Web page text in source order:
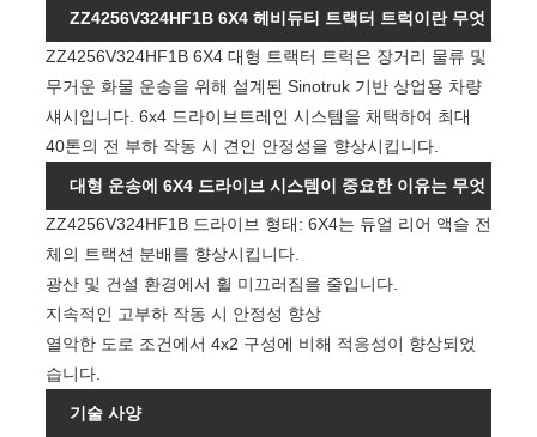
ZZ4256V324HF1B 6X4 헤비듀티 트랙터 트럭이란 무엇
입니까?
ZZ4256V324HF1B 6X4 대형 트랙터 트럭은 장거리 물류 및
무거운 화물 운송을 위해 설계된 Sinotruk 기반 상업용 차량
섀시입니다. 6x4 드라이브트레인 시스템을 채택하여 최대
40톤의 전 부하 작동 시 견인 안정성을 향상시킵니다.
대형 운송에 6X4 드라이브 시스템이 중요한 이유는 무엇
입니까?
ZZ4256V324HF1B 드라이브 형태: 6X4는 듀얼 리어 액슬 전
체의 트랙션 분배를 향상시킵니다.
광산 및 건설 환경에서 휠 미끄러짐을 줄입니다.
지속적인 고부하 작동 시 안정성 향상
열악한 도로 조건에서 4x2 구성에 비해 적응성이 향상되었
습니다.
기술 사양